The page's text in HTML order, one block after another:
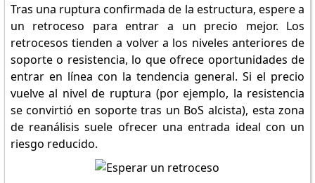
Tras una ruptura confirmada de la estructura, espere a
un retroceso para entrar a un precio mejor. Los
retrocesos tienden a volver a los niveles anteriores de
soporte o resistencia, lo que ofrece oportunidades de
entrar en línea con la tendencia general. Si el precio
vuelve al nivel de ruptura (por ejemplo, la resistencia
se convirtió en soporte tras un BoS alcista), esta zona
de reanálisis suele ofrecer una entrada ideal con un
riesgo reducido.